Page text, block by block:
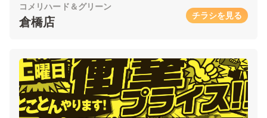
コメリハード＆グリーン
倉橋店 チラシを見る